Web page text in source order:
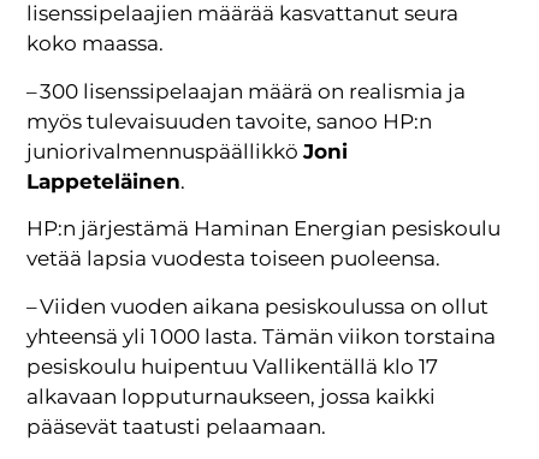
lisenssipelaajien määrää kasvattanut seura
koko maassa.
– 300 lisenssipelaajan määrä on realismia ja
myös tulevaisuuden tavoite, sanoo HP:n
juniorivalmennuspäällikköJoni
Lappeteläinen.
HP:n järjestämä Haminan Energian pesiskoulu
vetää lapsia vuodesta toiseen puoleensa.
– Viiden vuoden aikana pesiskoulussa on ollut
yhteensä yli 1 000 lasta. Tämän viikon torstaina
pesiskoulu huipentuu Vallikentällä klo 17
alkavaan lopputurnaukseen, jossa kaikki
pääsevät taatusti pelaamaan.